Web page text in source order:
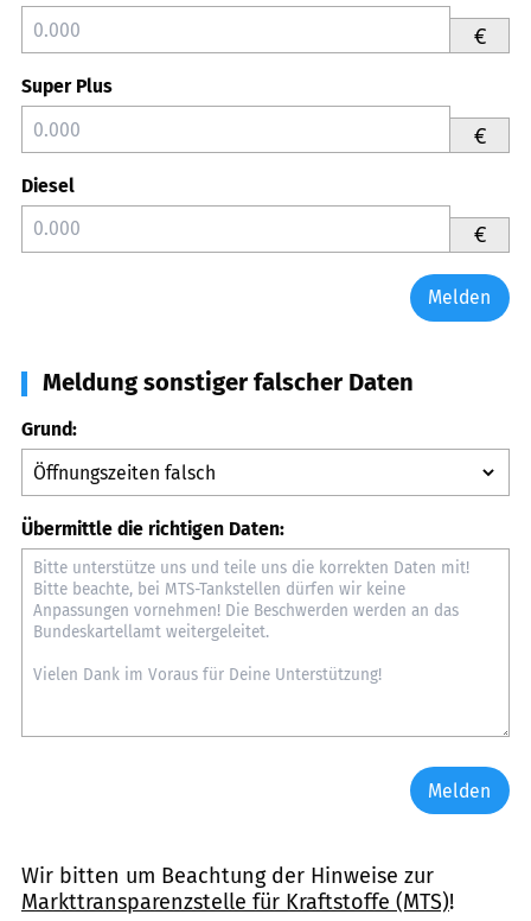
€
Super Plus
€
Diesel
€
Melden
Meldung sonstiger falscher Daten
Grund:
Übermittle die richtigen Daten:
Melden
Wir bitten um Beachtung der Hinweise zur
Markttransparenzstelle für Kraftstoffe (MTS)!